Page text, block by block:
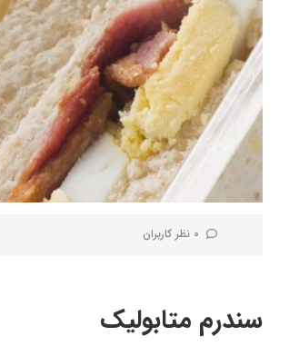
0 نظر کاربران
سندرم متابولیک